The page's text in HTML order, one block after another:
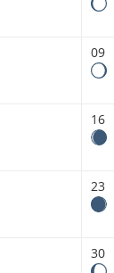
09
16
23
30